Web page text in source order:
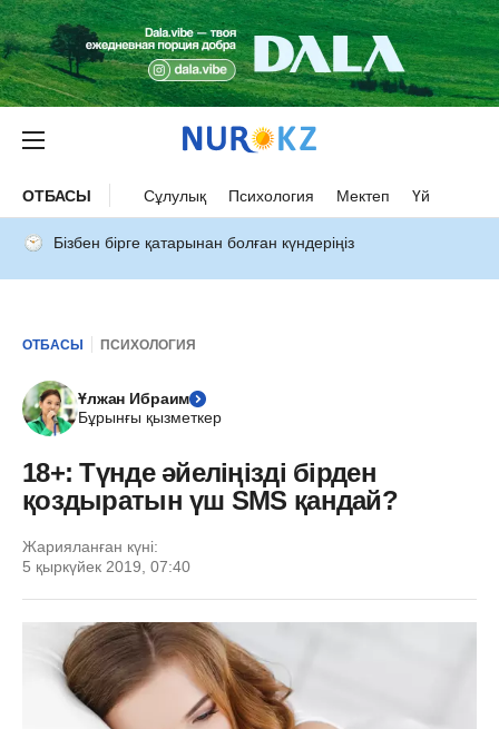
ОТБАСЫ Сұлулық Психология Мектеп Үй
Бізбен бірге қатарынан болған күндеріңіз
ОТБАСЫ ПСИХОЛОГИЯ
Ұлжан Ибраим
Бұрынғы қызметкер
18+: Түнде әйеліңізді бірден
қоздыратын үш SMS қандай?
Жарияланған күні:
5 қыркүйек 2019, 07:40